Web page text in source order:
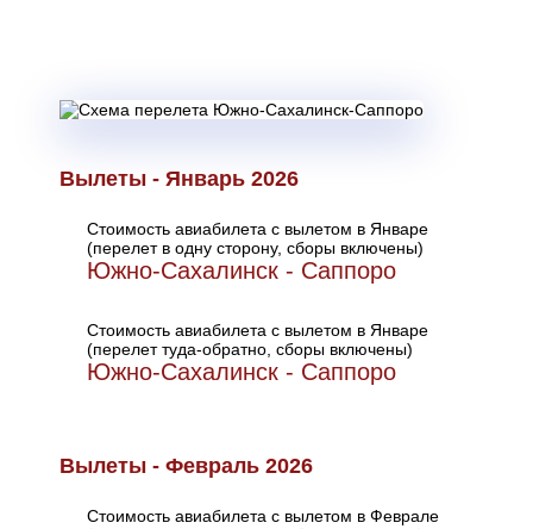
Вылеты - Январь 2026
Стоимость авиабилета с вылетом в Январе
(перелет в одну сторону, сборы включены)
Южно-Сахалинск - Саппоро
Стоимость авиабилета с вылетом в Январе
(перелет туда-обратно, сборы включены)
Южно-Сахалинск - Саппоро
Вылеты - Февраль 2026
Стоимость авиабилета с вылетом в Феврале